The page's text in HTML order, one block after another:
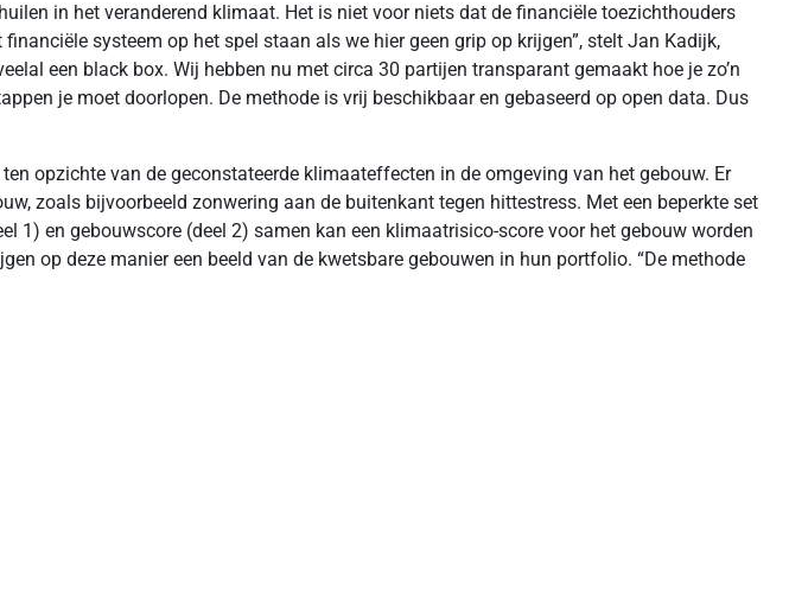
in het veranderend klimaat. Het is niet voor niets dat de financiële toezichthouders
systeem op het spel staan als we hier geen grip op krijgen”, stelt Jan Kadijk,
een black box. Wij hebben nu met circa 30 partijen transparant gemaakt hoe je zo’n
je moet doorlopen. De methode is vrij beschikbaar en gebaseerd op open data. Dus
opzichte van de geconstateerde klimaateffecten in de omgeving van het gebouw. Er
zoals bijvoorbeeld zonwering aan de buitenkant tegen hittestress. Met een beperkte set
1) en gebouwscore (deel 2) samen kan een klimaatrisico-score voor het gebouw worden
op deze manier een beeld van de kwetsbare gebouwen in hun portfolio. “De methode